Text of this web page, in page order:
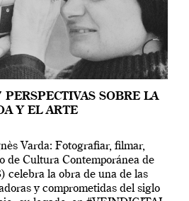
PERSPECTIVAS SOBRE LA
Y EL ARTE
Varda: Fotografiar, filmar,
de Cultura Contemporánea de
celebra la obra de una de las
y comprometidas del siglo